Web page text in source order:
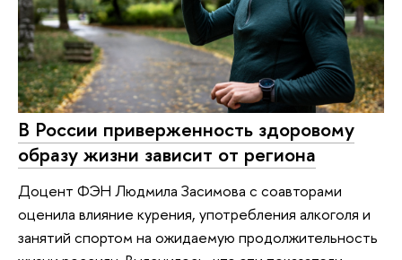
В России приверженность здоровому
образу жизни зависит от региона
Доцент ФЭН Людмила Засимова с соавторами
оценила влияние курения, употребления алкоголя и
занятий спортом на ожидаемую продолжительность